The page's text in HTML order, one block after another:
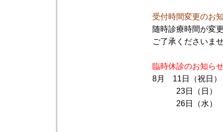
受付時間変更のお
随時診療時間が変
ご了承くださいま
臨時休診のお知ら
8月 11日（祝日）
23日（日）
26日（水）